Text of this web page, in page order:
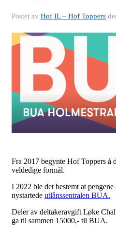
Postet av Hof IL – Hof Toppers
Fra 2017 begynte Hof Toppers å
veldedige formål.
I 2022 ble det bestemt at
nystartede utlånssentralen BUA.
Deler av deltakeravgift Løke
ga til sammen 15000,- til BUA.